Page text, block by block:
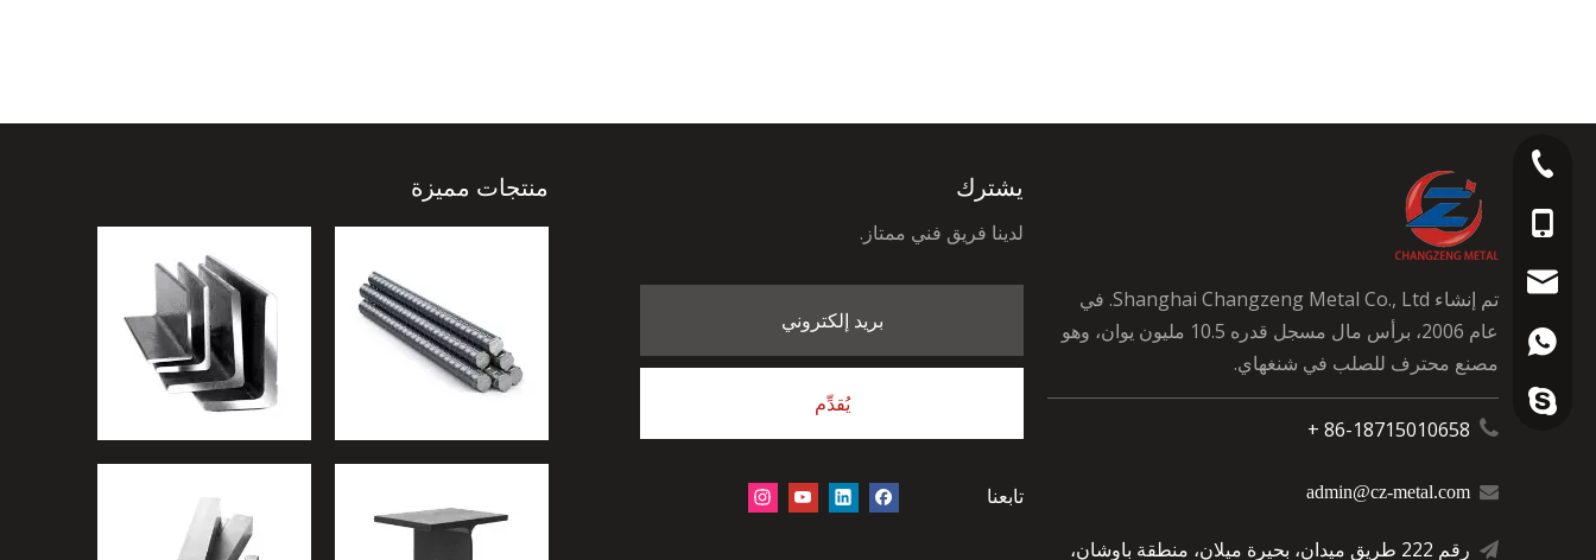
تم إنشاء Shanghai Changzeng Metal Co., Ltd. في
عام 2006، برأس مال مسجل قدره 10.5 مليون يوان، وهو
مصنع محترف للصلب في شنغهاي.

86-18715010658 +

admin@cz-metal.com
 رقم 222 طريق ميدان، بحيرة ميلان، منطقة باوشان،
يشترك
لدينا فريق فني ممتاز.
بريد إلكتروني
يُقدِّم
تابعنا
منتجات مميزة
+86-21-66866895
+86-
+86-
admin@cz-
anna@cz-
tina@cz-
+86-
+86-
+86-